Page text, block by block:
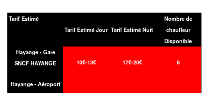
Tarif Estimé
Tarif Estimé Jour Tarif Estimé Nuit
Nombre de
chauffeur
Disponible
Hayange - Gare
SNCF HAYANGE
10€-13€ 17€-20€ 8
Hayange - Aéroport